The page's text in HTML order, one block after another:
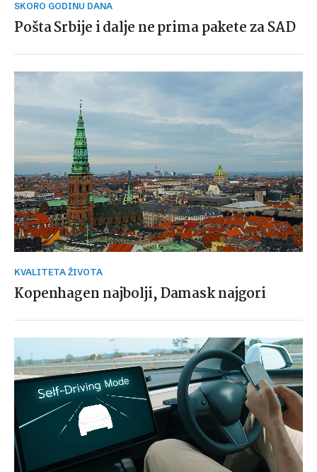
SKORO GODINU DANA
Pošta Srbije i dalje ne prima pakete za SAD
KVALITETA ŽIVOTA
Kopenhagen najbolji, Damask najgori